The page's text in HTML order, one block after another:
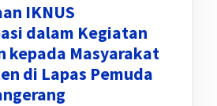
IKNUS
dalam Kegiatan
kepada Masyarakat
di Lapas Pemuda